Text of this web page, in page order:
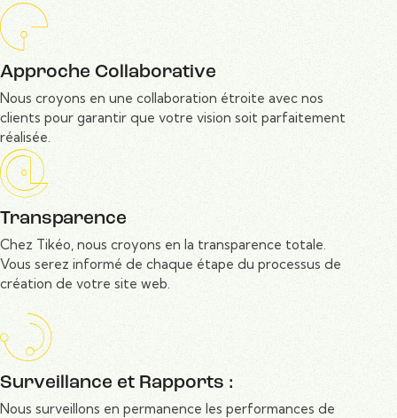
Approche Collaborative
Nous croyons en une collaboration étroite avec nos
clients pour garantir que votre vision soit parfaitement
réalisée.
Transparence
Chez Tikéo, nous croyons en la transparence totale.
Vous serez informé de chaque étape du processus de
création de votre site web.
Surveillance et Rapports :
Nous surveillons en permanence les performances de